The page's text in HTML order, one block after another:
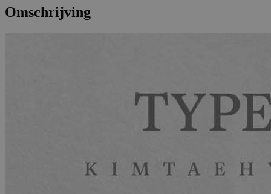
Omschrijving